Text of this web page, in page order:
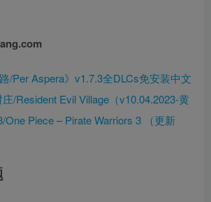
路/Per Aspera》v1.7.3全DLCs免安装中文
/Resident Evil Village（v10.04.2023-黄
One Piece – Pirate Warriors 3 （更新